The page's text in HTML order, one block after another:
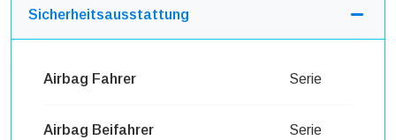
Sicherheitsausstattung
Airbag Fahrer Serie
Airbag Beifahrer Serie